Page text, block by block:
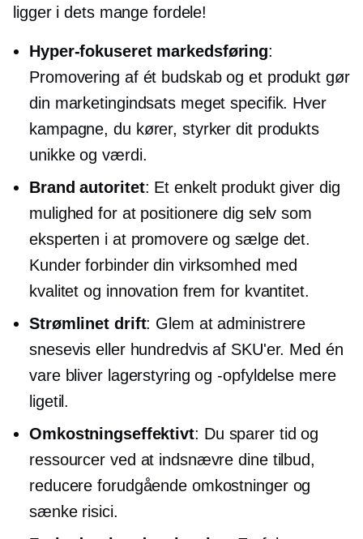
ligger i dets mange fordele!
Hyper-fokuseretmarkedsføring:
Promovering af ét budskab og et produkt gør
din marketingindsats meget specifik. Hver
kampagne, du kører, styrker dit produkts
unikke og værdi.
Brand autoritet: Et enkelt produkt giver dig
mulighed for at positionere dig selv som
eksperten i at promovere og sælge det.
Kunder forbinder din virksomhed med
kvalitet og innovation frem for kvantitet.
Strømlinet drift: Glem at administrere
snesevis eller hundredvis af SKU'er. Med én
vare bliver lagerstyring og -opfyldelse mere
ligetil.
Omkostningseffektivt: Du sparer tid og
ressourcer ved at indsnævre dine tilbud,
reducere forudgående omkostninger og
sænke risici.